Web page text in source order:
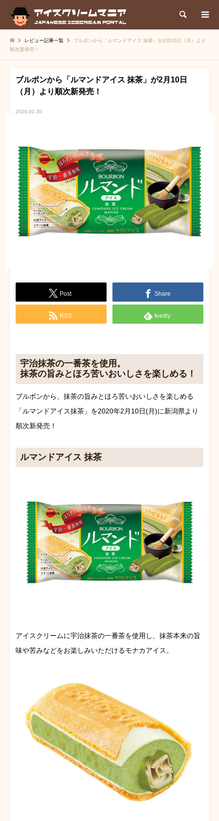
検索
レビュー記事一覧
ブルボンから「ルマンドアイス 抹茶」が2月10日（月）より
順次新発売！
ブルボンから「ルマンドアイス 抹茶」が2月10日
（月）より順次新発売！
2020.01.30
Post Share
RSS feedly
宇治抹茶の一番茶を使用。
抹茶の旨みとほろ苦いおいしさを楽しめる！
ブルボンから、抹茶の旨みとほろ苦いおいしさを楽しめる
「ルマンドアイス抹茶」を2020年2月10日(月)に新潟県より
順次新発売！
ルマンドアイス 抹茶
アイスクリームに宇治抹茶の一番茶を使用し、抹茶本来の旨
味や苦みなどをお楽しみいただけるモナカアイス。